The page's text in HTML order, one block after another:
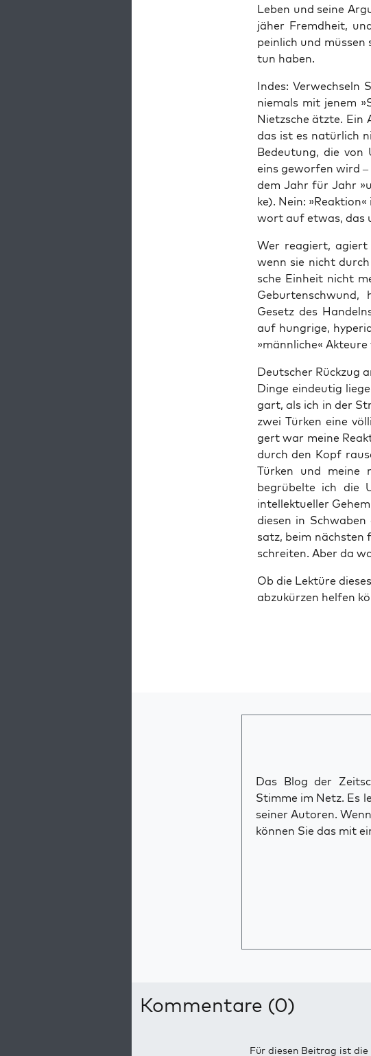
Leben und sei­ne
jäher Fremd­heit,
pein­lich und
tun haben.
Indes: Ver­wech­seln
nie­mals mit jenem
Nietz­sche ätz­te. Ein
das ist es natür­lich
Bedeu­tung, die von
eins gewor­fen wird
dem Jahr für Jahr
ke). Nein:
wort auf etwas, das
Wer reagiert,
wenn sie nicht
sche Ein­heit nicht
Gebur­ten­schwund,
Gesetz des
auf hung­ri­ge,
»männ­li­che«
Deut­scher Rück­zug
Din­ge ein­deu­tig
gart, als ich in der
zwei Tür­ken eine
gert war mei­ne
durch den Kopf
Tür­ken und mei­ne
begrü­bel­te ich die
intel­lek­tu­el­ler
die­sen in
satz, beim
schrei­ten. Aber da
Ob die Lek­tü­re
abzu­kür­zen hel­fen
Das Blog der
Stimme im Netz. Es
seiner Autoren.
können Sie das mit
Kommentare (0)
Für diesen Beitrag ist die